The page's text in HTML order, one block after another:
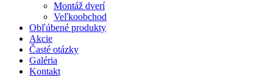
Montáž dverí
Veľkoobchod
Obľúbené produkty
Akcie
Časté otázky
Galéria
Kontakt